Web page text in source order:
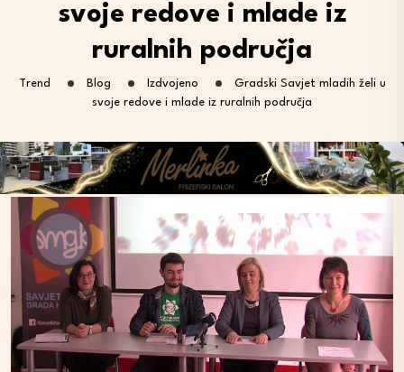
svoje redove i mlade iz
ruralnih područja
Trend Blog Izdvojeno
Gradski Savjet mladih želi u
svoje redove i mlade iz ruralnih područja